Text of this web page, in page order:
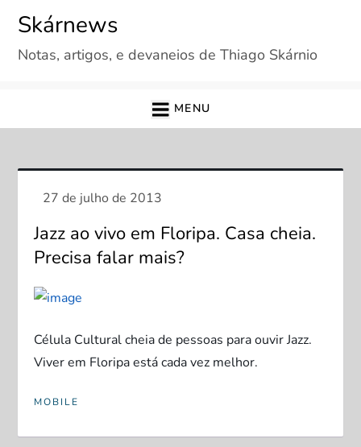
content
Skárnews
Notas, artigos, e devaneios de Thiago Skárnio
MENU
Jazz ao vivo em Floripa. Casa cheia.
Precisa falar mais?
Célula Cultural cheia de pessoas para ouvir Jazz.
Viver em Floripa está cada vez melhor.
MOBILE